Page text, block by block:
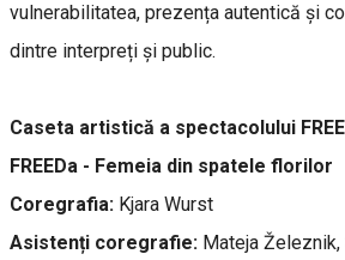
vulnerabilitatea, prezența autentică și
dintre interpreți și public.
Caseta artistică a spectacolului
FREEDa - Femeia din spatele florilor
Coregrafia: Kjara Wurst
Asistenți coregrafie: Mateja